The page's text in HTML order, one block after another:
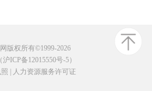
版权所有©1999-2026
沪ICP备12015550号-5）
人力资源服务许可证